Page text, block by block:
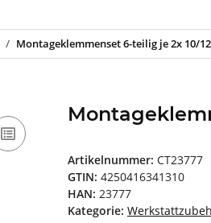
Montageklemmenset 6-teilig je 2x 10/
Artikelnummer: CT23777
GTIN: 4250416341310
HAN: 23777
Kategorie: